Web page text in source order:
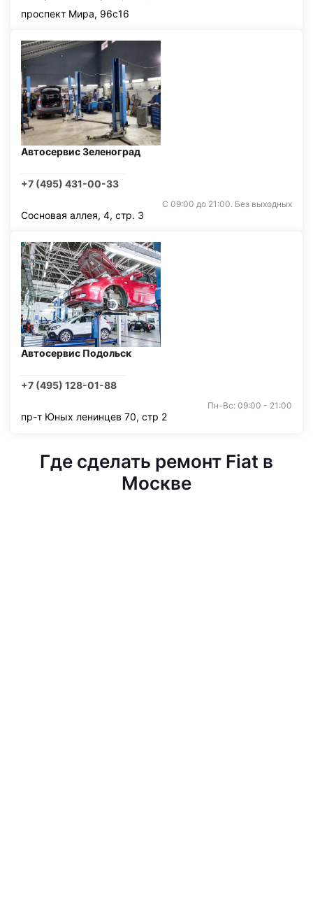
проспект Мира, 96с16
Автосервис Зеленоград
+7 (495) 431-00-33
С 09:00 до 21:00. Без выходных
Сосновая аллея, 4, стр. 3
Автосервис Подольск
+7 (495) 128-01-88
Пн-Вс: 09:00 - 21:00
пр-т Юных ленинцев 70, стр 2
Где сделать ремонт Fiat в
Москве